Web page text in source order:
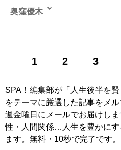
1 2 3
奥窪優木
ーク市立大学中退後、中国に渡り、
は、週刊誌や月刊誌などに寄稿しな
や国際的事象が末端の生活者やア
響」をテーマに地道な取材活動を行
他に先駆けて『週刊SPA!』誌上で
による公的医療保険の悪用問題」
となり、健康保険法等の改正につな
SPA！編集部が「人生後半を賢
をテーマに厳選した記事をメ
週金曜日にメールでお届けしま
性・人間関係…人生を豊かにす
ます。無料・10秒で完了です。